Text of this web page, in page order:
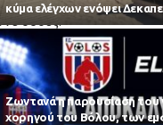
οδούς.
προθεσμία έως
για την αποκατάσταση
κύμα ελέγχων ενόψει
Zωντανά η παρουσίαση του
χορηγού του Βόλου, των